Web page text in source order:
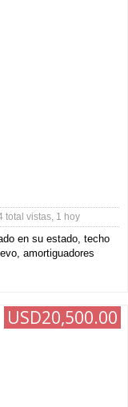
total vistas, 1 hoy
en su estado, techo
amortiguadores
USD20,500.00